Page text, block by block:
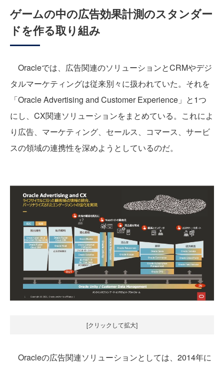
ゲームの中の広告効果計測のスタンダー
ドを作る取り組み
Oracleでは、広告関連のソリューションとCRMやデジ
タルマーケティングは従来別々に扱われていた。それを
「Oracle Advertising and Customer Experience」と1つ
にし、CX関連ソリューションをまとめている。これによ
り広告、マーケティング、セールス、コマース、サービ
スの領域の連携性を深めようとしているのだ。
[クリックして拡大]
Oracleの広告関連ソリューションとしては、2014年に